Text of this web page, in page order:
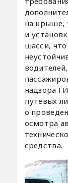
на крыше,
и
шасси,
надзора
путевых
о
осмотра
средства.